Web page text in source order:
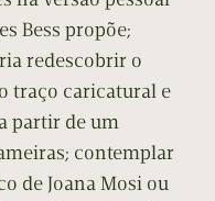
Bess propõe;
redescobrir o
traço caricatural e
partir de um
contemplar
de Joana Mosi ou